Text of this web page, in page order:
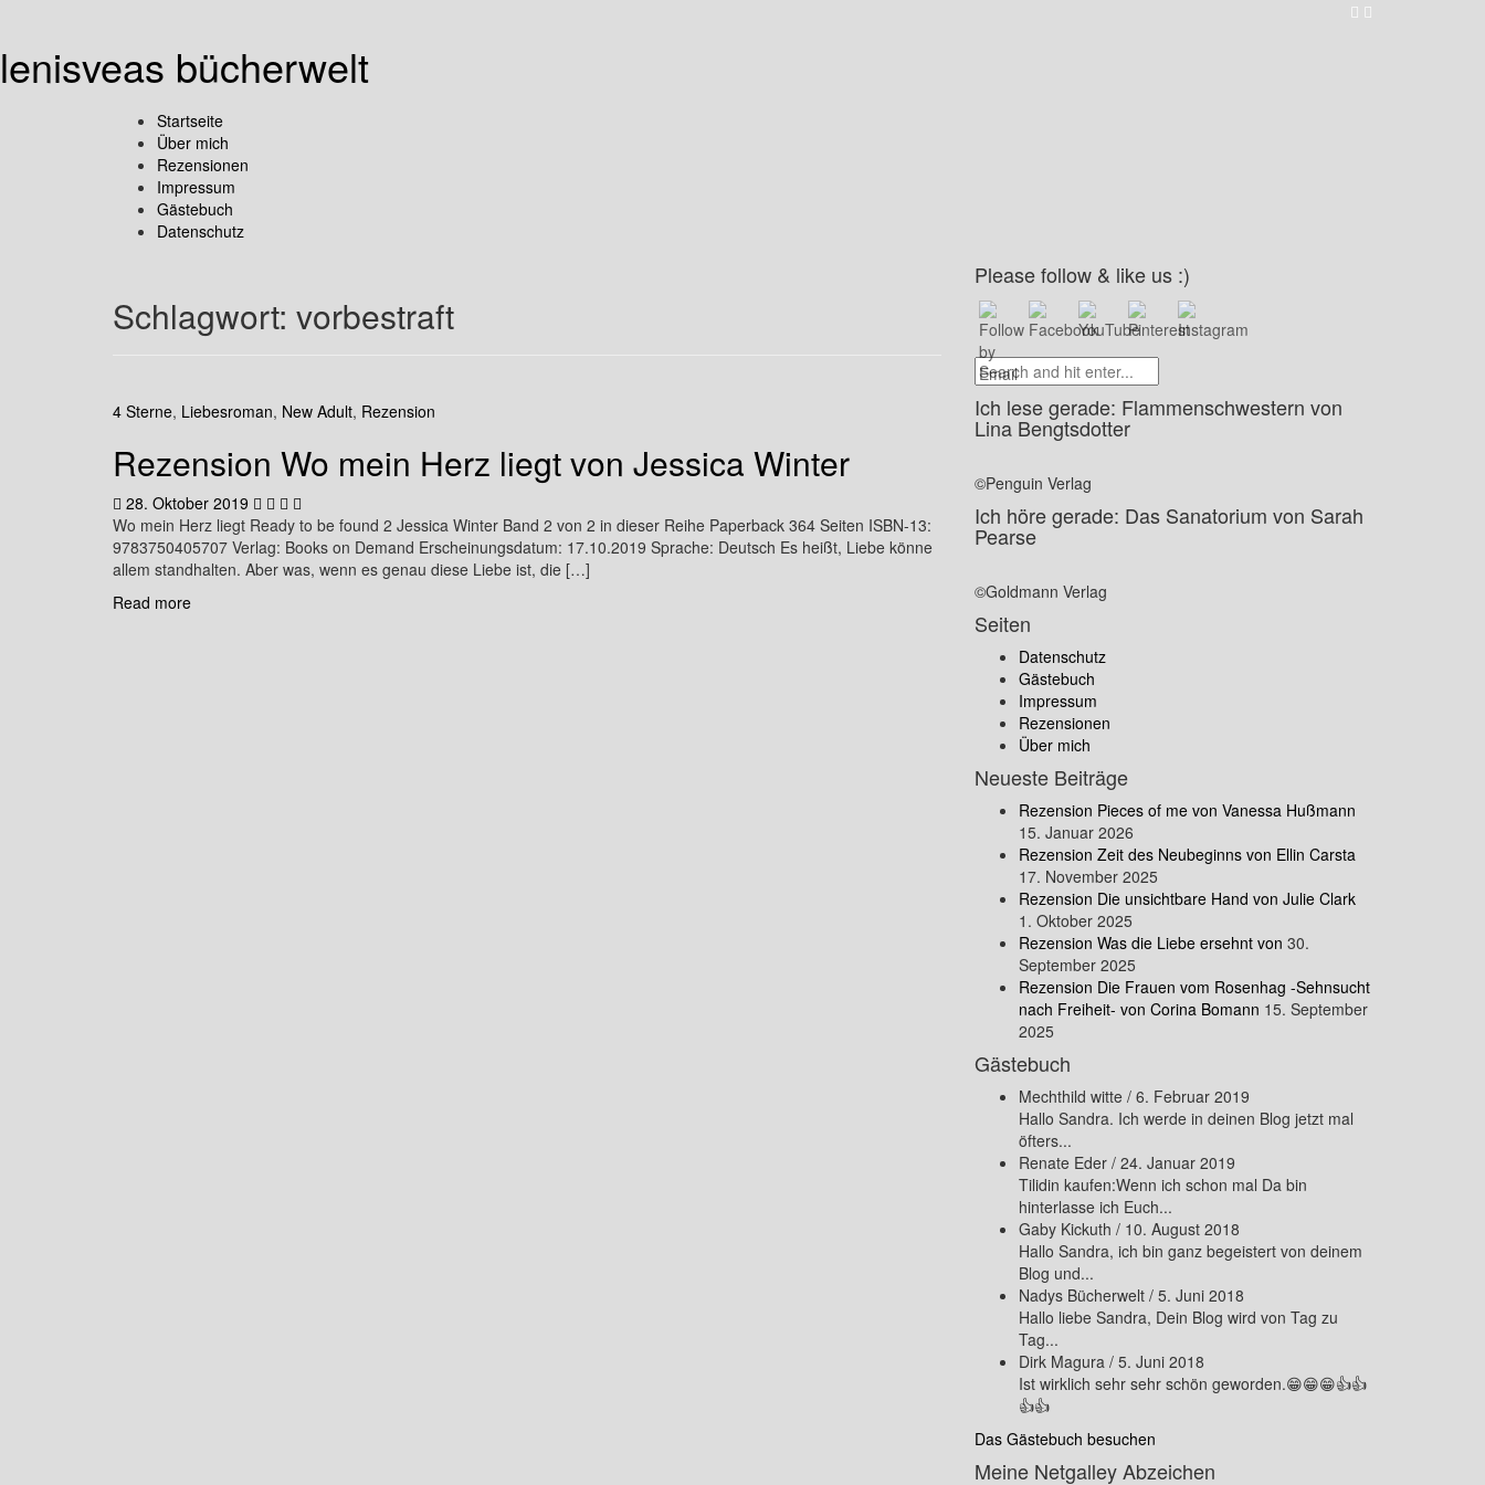
lenisveas bücherwelt
Startseite
Über mich
Rezensionen
Impressum
Gästebuch
Datenschutz
Schlagwort: vorbestraft
4 Sterne, Liebesroman, New Adult, Rezension
Rezension Wo mein Herz liegt von Jessica Winter
28. Oktober 2019
Wo mein Herz liegt Ready to be found 2 Jessica Winter Band 2 von 2 in dieser Reihe Paperback 364 Seiten ISBN-13:
9783750405707 Verlag: Books on Demand Erscheinungsdatum: 17.10.2019 Sprache: Deutsch Es heißt, Liebe könne
allem standhalten. Aber was, wenn es genau diese Liebe ist, die […]
Read more
Please follow & like us :)
Ich lese gerade: Flammenschwestern von
Lina Bengtsdotter
©Penguin Verlag
Ich höre gerade: Das Sanatorium von Sarah
Pearse
©Goldmann Verlag
Seiten
Datenschutz
Gästebuch
Impressum
Rezensionen
Über mich
Neueste Beiträge
Rezension Pieces of me von Vanessa Hußmann
15. Januar 2026
Rezension Zeit des Neubeginns von Ellin Carsta
17. November 2025
Rezension Die unsichtbare Hand von Julie Clark
1. Oktober 2025
Rezension Was die Liebe ersehnt von 30.
September 2025
Rezension Die Frauen vom Rosenhag -Sehnsucht
nach Freiheit- von Corina Bomann 15. September
2025
Gästebuch
Mechthild witte / 6. Februar 2019
Hallo Sandra. Ich werde in deinen Blog jetzt mal
öfters...
Renate Eder / 24. Januar 2019
Tilidin kaufen:Wenn ich schon mal Da bin
hinterlasse ich Euch...
Gaby Kickuth / 10. August 2018
Hallo Sandra, ich bin ganz begeistert von deinem
Blog und...
Nadys Bücherwelt / 5. Juni 2018
Hallo liebe Sandra, Dein Blog wird von Tag zu
Tag...
Dirk Magura / 5. Juni 2018
Ist wirklich sehr sehr schön geworden.😁😁😁👍👍
👍👍
Das Gästebuch besuchen
Meine Netgalley Abzeichen